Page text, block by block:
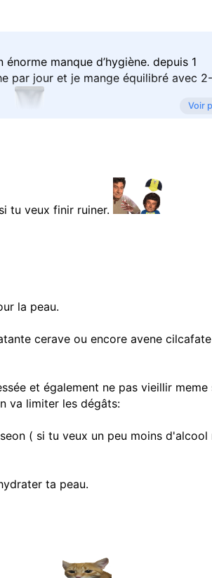
manque d’hygiène. depuis 1
par jour et je mange équilibré avec
des conseils avec d’autre produit à
Voir
tu veux finir ruiner.
la peau.
cerave ou encore avene cilcafate
et également ne pas vieillir meme
va limiter les dégâts:
( si tu veux un peu moins d'alcool
ta peau.